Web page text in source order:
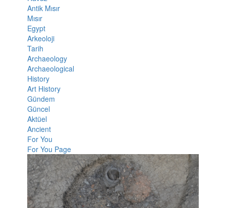
Antik Mısır
Mısır
Egypt
Arkeoloji
Tarih
Archaeology
Archaeological
History
Art History
Gündem
Güncel
Aktüel
Ancient
For You
For You Page